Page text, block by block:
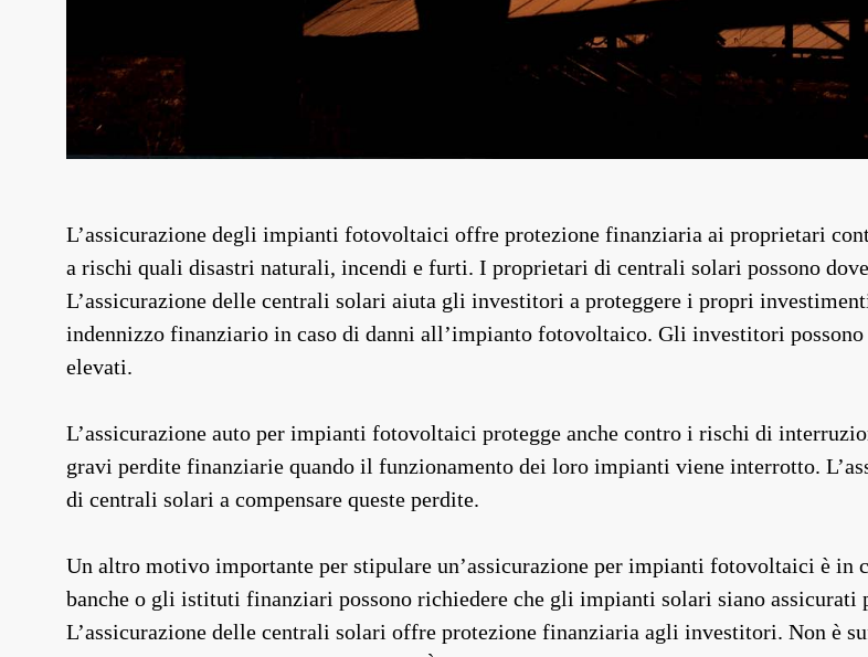
L’assicurazione degli impianti fotovoltaici offre protezione finanziaria ai proprietari
a rischi quali disastri naturali, incendi e furti. I proprietari di centrali solari possono
L’assicurazione delle centrali solari aiuta gli investitori a proteggere i propri
indennizzo finanziario in caso di danni all’impianto fotovoltaico. Gli investitori
elevati.
L’assicurazione auto per impianti fotovoltaici protegge anche contro i rischi di
gravi perdite finanziarie quando il funzionamento dei loro impianti viene interrotto.
di centrali solari a compensare queste perdite.
Un altro motivo importante per stipulare un’assicurazione per impianti fotovoltaici è
banche o gli istituti finanziari possono richiedere che gli impianti solari siano
L’assicurazione delle centrali solari offre protezione finanziaria agli investitori. Non è